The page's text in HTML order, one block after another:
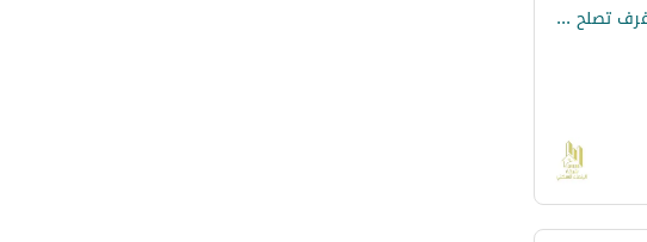
ارض على ثلاث شوارع للإيجار في ذهبان جدة فيها غرف تصلح سكن عمال